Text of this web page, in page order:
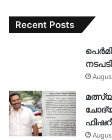
Recent Posts